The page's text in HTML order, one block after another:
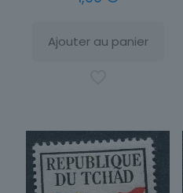
Ajouter au panier